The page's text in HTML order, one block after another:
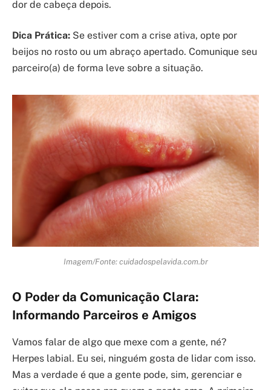
dor de cabeça depois.
Dica Prática: Se estiver com a crise ativa, opte por
beijos no rosto ou um abraço apertado. Comunique seu
parceiro(a) de forma leve sobre a situação.
Imagem/Fonte: cuidadospelavida.com.br
O Poder da Comunicação Clara:
Informando Parceiros e Amigos
Vamos falar de algo que mexe com a gente, né?
Herpes labial. Eu sei, ninguém gosta de lidar com isso.
Mas a verdade é que a gente pode, sim, gerenciar e